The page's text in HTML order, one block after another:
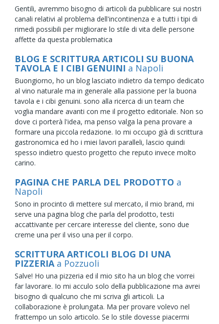
Gentili, avremmo bisogno di articoli da pubblicare sui nostri
canali relativi al problema dell'incontinenza e a tutti i tipi di
rimedi possibili per migliorare lo stile di vita delle persone
affette da questa problematica
BLOG E SCRITTURA ARTICOLI SU BUONA
TAVOLA E I CIBI GENUINI a Napoli
Buongiorno, ho un blog lasciato indietro da tempo dedicato
al vino naturale ma in generale alla passione per la buona
tavola e i cibi genuini. sono alla ricerca di un team che
voglia mandare avanti con me il progetto editoriale. Non so
dove ci porterà l'idea, ma penso valga la pena provare a
formare una piccola redazione. Io mi occupo già di scrittura
gastronomica ed ho i miei lavori paralleli, lascio quindi
spesso indietro questo progetto che reputo invece molto
carino.
PAGINA CHE PARLA DEL PRODOTTO a
Napoli
Sono in procinto di mettere sul mercato, il mio brand, mi
serve una pagina blog che parla del prodotto, testi
accattivante per cercare interesse del cliente, sono due
creme una per il viso una per il corpo.
SCRITTURA ARTICOLI BLOG DI UNA
PIZZERIA a Pozzuoli
Salve! Ho una pizzeria ed il mio sito ha un blog che vorrei
far lavorare. Io mi acculo solo della pubblicazione ma avrei
bisogno di qualcuno che mi scriva gli articoli. La
collaborazione è prolungata. Ma per provare volevo nel
frattempo un solo articolo. Se lo stile dovesse piacermi